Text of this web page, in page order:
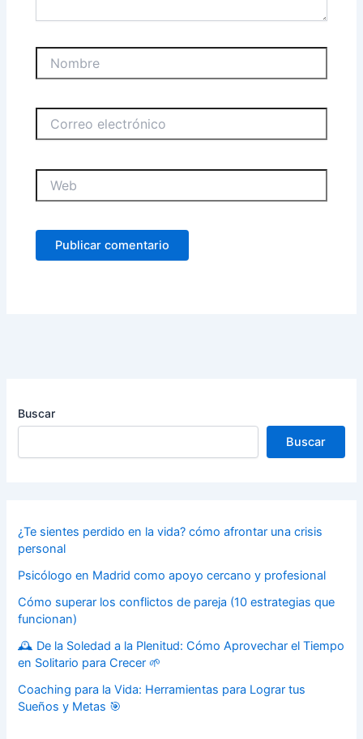
electrónico
Buscar
Buscar
¿Te sientes perdido en la vida? cómo afrontar una crisis
personal
Psicólogo en Madrid como apoyo cercano y profesional
Cómo superar los conflictos de pareja (10 estrategias que
funcionan)
🕰️ De la Soledad a la Plenitud: Cómo Aprovechar el Tiempo
en Solitario para Crecer 🌱
Coaching para la Vida: Herramientas para Lograr tus
Sueños y Metas 🎯